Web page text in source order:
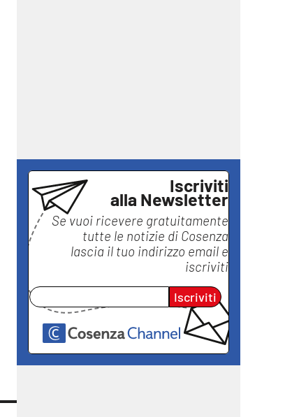
Iscriviti
alla Newsletter
Se vuoi ricevere gratuitamente
tutte le notizie di Cosenza
lascia il tuo indirizzo email e
iscriviti
Iscriviti